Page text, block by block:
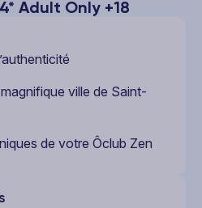
Adult Only +18
ville de Saint-
de votre Ôclub Zen